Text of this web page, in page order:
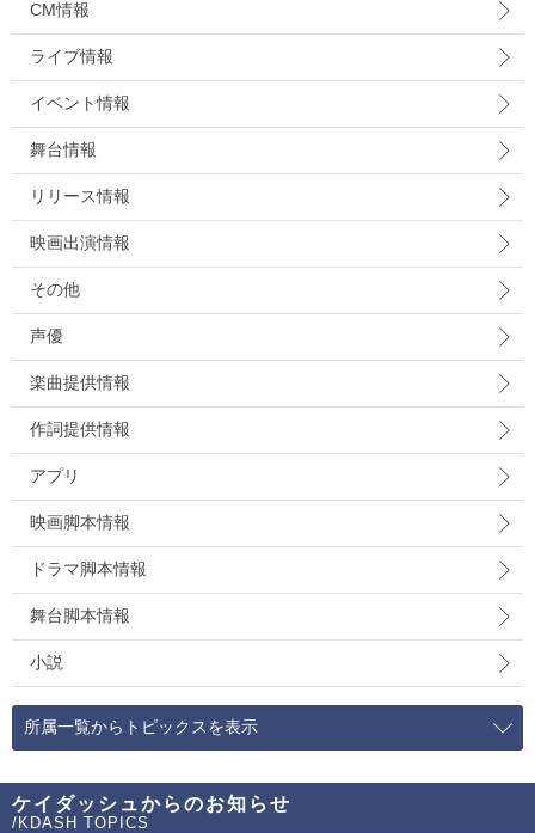
CM情報
ライブ情報
イベント情報
舞台情報
リリース情報
映画出演情報
その他
声優
楽曲提供情報
作詞提供情報
アプリ
映画脚本情報
ドラマ脚本情報
舞台脚本情報
小説
所属一覧からトピックスを表示
ケイダッシュからのお知らせ
/KDASH TOPICS